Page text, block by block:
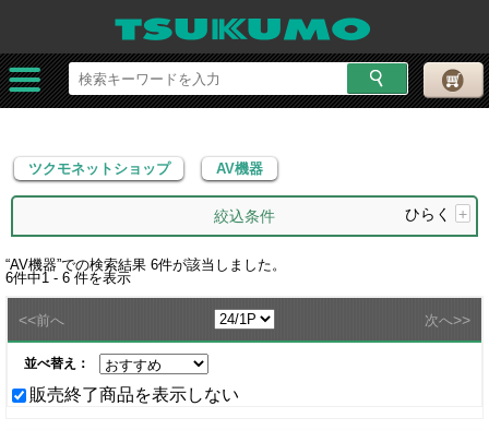
ツクモネットショップ AV機器
ツクモネットショップ AV機器
絞込条件 ひらく +
“AV機器”での検索結果 6件が該当しました。
6件中1 - 6 件を表示
<<前へ 次へ>>
並べ替え：
販売終了商品を表示しない